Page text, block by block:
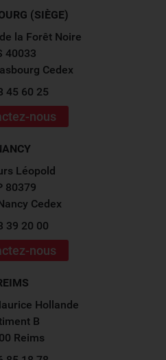
(SIÈGE)
la Forêt Noire
40033
Cedex
45 60 25
nous
Léopold
80379
Cedex
39 20 00
nous
Hollande
B
Reims